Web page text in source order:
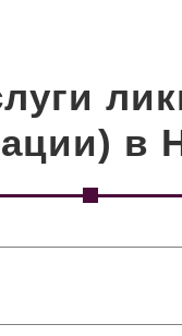
в